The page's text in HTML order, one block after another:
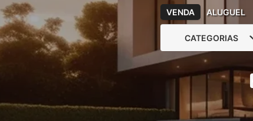
VENDA ALUGUEL
CATEGORIAS